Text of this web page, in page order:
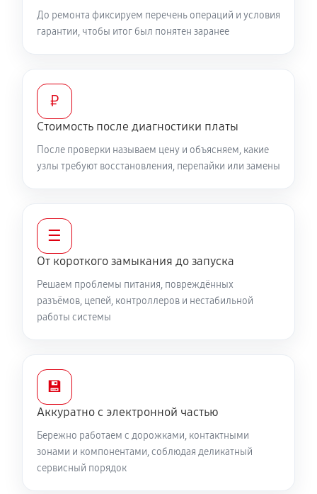
До ремонта фиксируем перечень операций и условия
гарантии, чтобы итог был понятен заранее
₽
Стоимость после диагностики платы
После проверки называем цену и объясняем, какие
узлы требуют восстановления, перепайки или замены
☰
От короткого замыкания до запуска
Решаем проблемы питания, повреждённых
разъёмов, цепей, контроллеров и нестабильной
работы системы
💾
Аккуратно с электронной частью
Бережно работаем с дорожками, контактными
зонами и компонентами, соблюдая деликатный
сервисный порядок